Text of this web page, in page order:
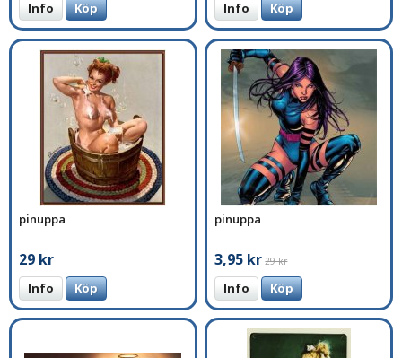
Info Köp Info Köp
pinuppa
29 kr
Info Köp
pinuppa
3,95 kr 29 kr
Info Köp